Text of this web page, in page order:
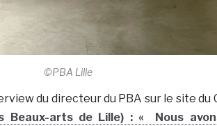
©PBA Lille
du directeur du PBA sur le site du
Beaux-arts de Lille) : « Nous